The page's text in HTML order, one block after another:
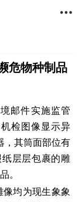

危物种制品
邮件实施监管
检图像显示异
，其筒面部位有
层层包裹的雕
。
均为现生象象